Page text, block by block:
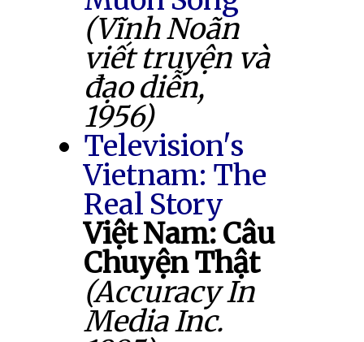
(Vĩnh Noãn
viết truyện và
đạo diễn,
1956)
Television's
Vietnam: The
Real Story
Việt Nam: Câu
Chuyện Thật
(Accuracy In
Media Inc.